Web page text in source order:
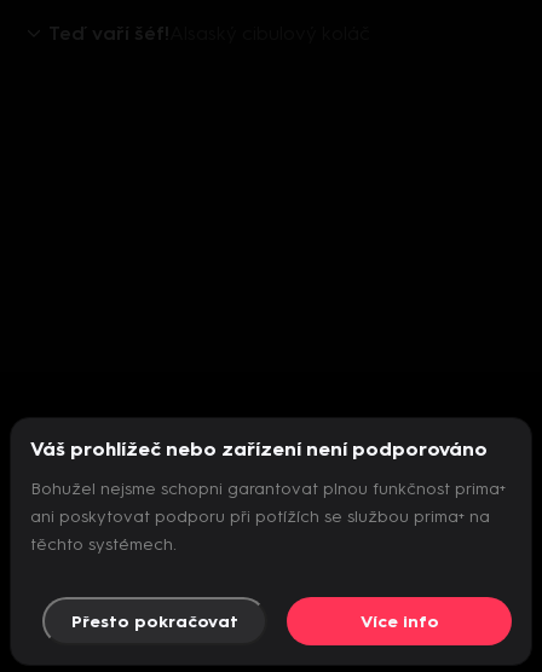
Teď vaří šéf!
Nepodařilo se inicializovat přehrávač
Váš prohlížeč nebo zařízení není podporováno
Bohužel nejsme schopni garantovat plnou funkčnost prima+
ani poskytovat podporu při potížích se službou prima+ na
těchto systémech.
Přesto pokračovat Více info